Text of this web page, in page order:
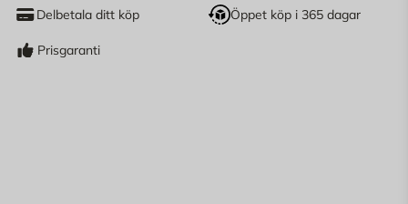
Delbetala ditt köp Öppet köp i 365 dagar
Prisgaranti